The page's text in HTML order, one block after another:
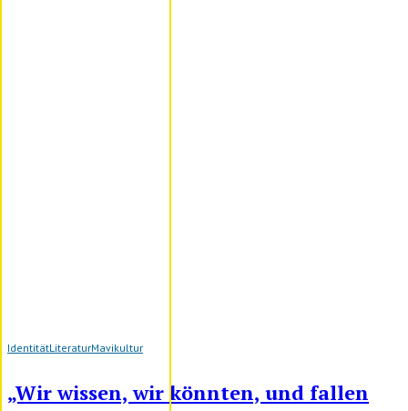
IdentitätLiteraturMavikultur
„Wir wissen, wir könnten, und fallen